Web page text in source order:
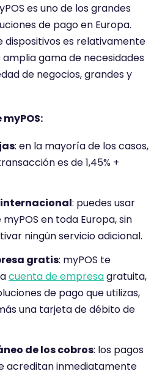
es uno de los grandes
de pago en Europa.
dispositivos es relativamente
gama de necesidades
de negocios, grandes y
: en la mayoría de los casos,
es de 1,45% +
: puedes usar
en toda Europa, sin
ningún servicio adicional.
gratis: myPOS te
cuenta de empresagratuita,
de pago que utilizas,
una tarjeta de débito de
de los cobros: los pagos
acreditan inmediatamente